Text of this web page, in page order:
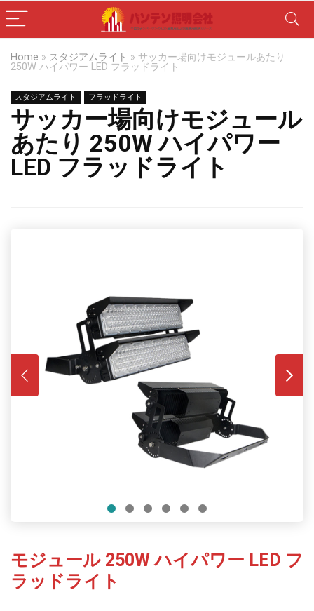
Home » スタジアムライト » サッカー場向けモジュールあたり
250W ハイパワー LED フラッドライト
スタジアムライト フラッドライト
サッカー場向けモジュール
あたり 250W ハイパワー
LED フラッドライト
モジュール 250W ハイパワー LED フ
ラッドライト